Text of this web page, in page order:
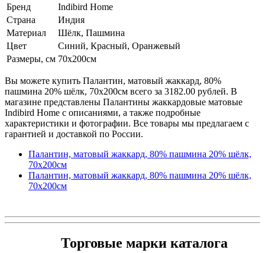
Бренд
Indibird Home
Страна
Индия
Материал
Шёлк, Пашмина
Цвет
Синий, Красный, Оранжевый
Размеры, см 70х200см
Вы можете купить Палантин, матовый жаккард, 80%
пашмина 20% шёлк, 70х200см всего за 3182.00 рублей. В
магазине представлены Палантины жаккардовые матовые
Indibird Home с описаниями, а также подробные
характеристики и фотографии. Все товары мы предлагаем с
гарантией и доставкой по России.
Палантин, матовый жаккард, 80% пашмина 20% шёлк,
70х200см
Палантин, матовый жаккард, 80% пашмина 20% шёлк,
70х200см
Торговые марки каталога